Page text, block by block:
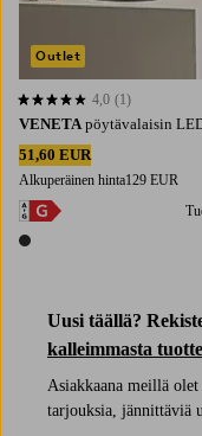
VENETA pöytävalaisin
51,60 EUR
Alkuperäinen hinta129 EUR
1 väri
4,0 perustuen 1 arvosanaan
4,0 (1)
Outlet
Uusi täällä?
kalleimmasta
Asiakkaana meillä
tarjouksia, jännittäviä